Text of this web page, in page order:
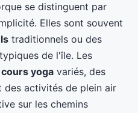
se distinguent par
Elles sont souvent
traditionnels ou des
typiques de l'île. Les
cours yoga variés, des
des activités de plein air
sur les chemins